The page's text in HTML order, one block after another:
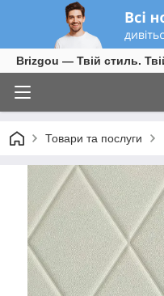
Brizgou — Твій стиль.
Товари та послуги